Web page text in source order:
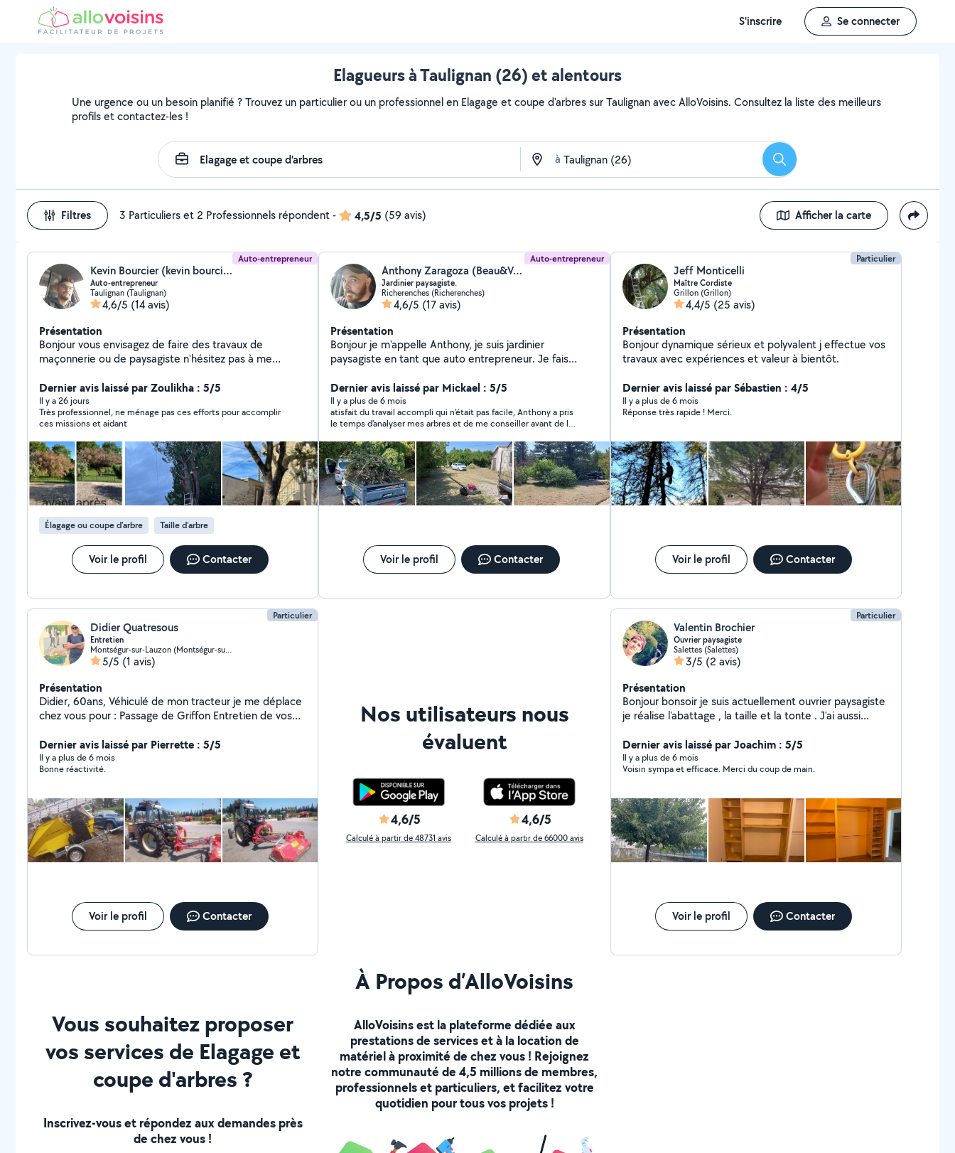
S'inscrire Se connecter
Elagueurs à Taulignan (26) et alentours
Une urgence ou un besoin planifié ? Trouvez un particulier ou un professionnel en Elagage et coupe d'arbres sur Taulignan avec AlloVoisins. Consultez la liste des meilleurs
profils et contactez-les !
à Rechercher
Filtres 3 Particuliers et 2 Professionnels répondent- 4,5/5 (59 avis) Afficher la carte
Auto-entrepreneur
Kevin Bourcier (kevin bourcier)
Auto-entrepreneur
Taulignan (Taulignan)
4,6/5 (14 avis)
Présentation
Bonjour vous envisagez de faire des travaux de
maçonnerie ou de paysagiste n'hésitez pas à me
de l'expérience dans le domaine paysagiste (élagage,
abattage, taille de haies,Irrigation ,goutte à
goutte,arrosage automatique).création de divers
massifs.Maçonnerie ,(mur en aglo, dalle béton,
carrelage, murs de soutènement, mur de clôture,
clôture rigide ou autre ),n'hésitez pas à me contacter
pour un devis personnalisé en fonction de vos besoins
et de vos attentes je reste à votre disposition
cordialement Kévin
Dernier avis laissé par Zoulikha : 5/5
Il y a 26 jours
Très professionnel, ne ménage pas ces efforts pour accomplir
ces missions et aidant
Élagage ou coupe d'arbre Taille d'arbre
Voir le profil Contacter
Auto-entrepreneur
Anthony Zaragoza (Beau&Vert)
Jardinier paysagiste.
Richerenches (Richerenches)
4,6/5 (17 avis)
Présentation
Bonjour je m'appelle Anthony, je suis jardinier
paysagiste en tant que auto entrepreneur. Je fais
domicile, de la petite maçonnerie, des travaux de
peinture et de carrelage, des courses diverses pour
autrui, aindi que les déménagement. Au plaisir de
pouvoir apporter mes services à qui en aura besoin.
Cordialement.
Dernier avis laissé par Mickael : 5/5
Il y a plus de 6 mois
atisfait du travail accompli qui n'était pas facile, Anthony a pris
le temps d'analyser mes arbres et de me conseiller avant de les
Voir le profil Contacter
Particulier
Jeff Monticelli
Maître Cordiste
Grillon (Grillon)
4,4/5 (25 avis)
Présentation
Bonjour dynamique sérieux et polyvalent j effectue vos
travaux avec expériences et valeur à bientôt.
Dernier avis laissé par Sébastien : 4/5
Il y a plus de 6 mois
Réponse très rapide ! Merci.
Voir le profil Contacter
Particulier
Didier Quatresous
Entretien
Montségur-sur-Lauzon (Montségur-sur-Lauzon)
5/5 (1 avis)
Présentation
Didier, 60ans, Véhiculé de mon tracteur je me déplace
chez vous pour : Passage de Griffon Entretien de vos
Labourage Préparation de Sol pour semis de gazon ou
autre chose Vente de bois
Dernier avis laissé par Pierrette : 5/5
Il y a plus de 6 mois
Bonne réactivité.
Voir le profil Contacter
Nos utilisateurs nous
évaluent
4,6/5
Calculé à partir de 48731 avis
4,6/5
Calculé à partir de 66000 avis
Particulier
Valentin Brochier
Ouvrier paysagiste
Salettes (Salettes)
3/5 (2 avis)
Présentation
Bonjour bonsoir je suis actuellement ouvrier paysagiste
je réalise l'abattage , la taille et la tonte . J'ai aussi
de pouvoir vous aider dans vos petit ou gros travaux
Dernier avis laissé par Joachim : 5/5
Il y a plus de 6 mois
Voisin sympa et efficace. Merci du coup de main.
Voir le profil Contacter
Vous souhaitez proposer
vos services de Elagage et
coupe d'arbres ?
Inscrivez-vous et répondez aux demandes près
de chez vous !
À Propos d’AlloVoisins
AlloVoisins est la plateforme dédiée aux
prestations de services et à la location de
matériel à proximité de chez vous ! Rejoignez
notre communauté de 4,5 millions de membres,
professionnels et particuliers, et facilitez votre
quotidien pour tous vos projets !